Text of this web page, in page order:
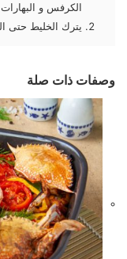
الكرفس و
يترك الخليط حتى
وصفات ذات صلة